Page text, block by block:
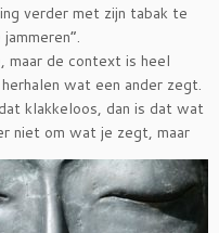
verder met zijn tabak te
de context is heel
wat een ander zegt.
klakkeloos, dan is dat wat
niet om wat je zegt, maar